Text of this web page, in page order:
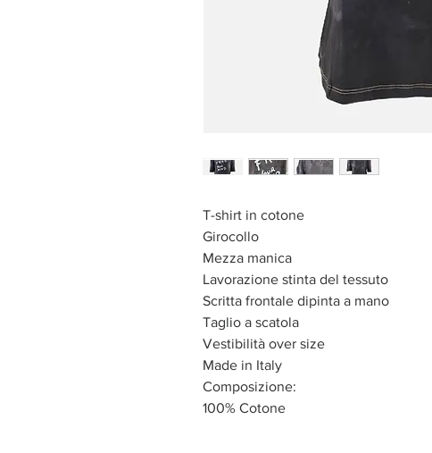
T-shirt in cotone
Girocollo
Mezza manica
Lavorazione stinta del tessuto
Scritta frontale dipinta a mano
Taglio a scatola
Vestibilità over size
Made in Italy
Composizione:
100% Cotone